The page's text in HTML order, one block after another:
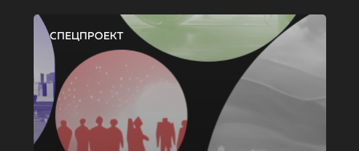
СПЕЦПРОЕКТ